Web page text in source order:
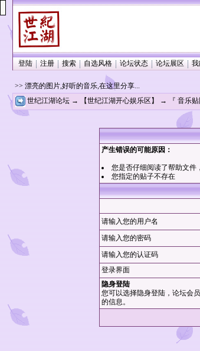
登陆 注册 搜索 自选风格 论坛状态 论坛展区 我
>> 漂亮的图片,好听的音乐,在这里分享...
世纪江湖论坛→ 【世纪江湖开心娱乐区】 → 『 音乐贴
产生错误的可能原因：
您是否仔细阅读了帮助文件
您指定的贴子不存在
请输入您的用户名
请输入您的密码
请输入您的认证码
登录界面
隐身登陆
您可以选择隐身登陆，论坛会
的信息。